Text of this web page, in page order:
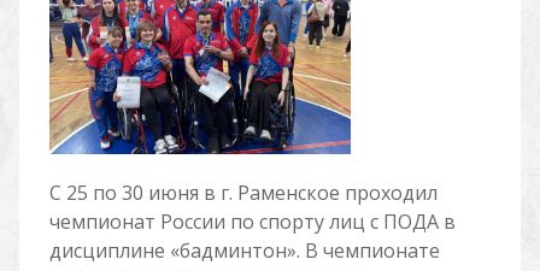
С 25 по 30 июня в г. Раменское проходил
чемпионат России по спорту лиц с ПОДА в
дисциплине «бадминтон». В чемпионате